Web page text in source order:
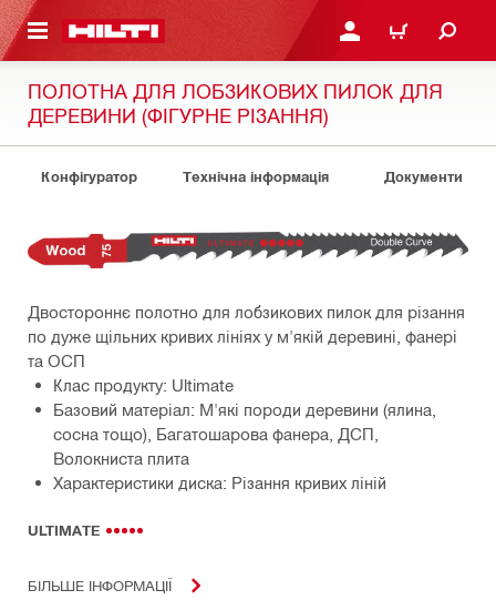
ЗМІСТУ УВІЙТИ АБО
КОШИК
ПОЛОТНА ДЛЯ ЛОБЗИКОВИХ ПИЛОК ДЛЯ
ДЕРЕВИНИ (ФІГУРНЕ РІЗАННЯ)
Конфігуратор Технічна інформація Документи
Двостороннє полотно для лобзикових пилок для різання
по дуже щільних кривих лініях у м'якій деревині, фанері
та ОСП
Клас продукту: Ultimate
Базовий матеріал: М'які породи деревини (ялина,
сосна тощо), Багатошарова фанера, ДСП,
Волокниста плита
Характеристики диска: Різання кривих ліній
ULTIMATE
БІЛЬШЕ ІНФОРМАЦІЇ